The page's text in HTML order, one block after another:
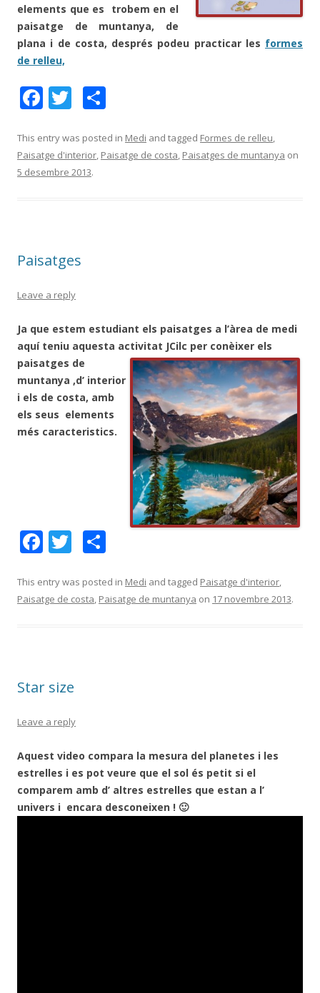
elements que es trobem en el
paisatge de muntanya, de
plana i de costa, després podeu practicar les formes
de relleu,
F
e
b
T
itt
er
m
p
This entry was posted in Medi and tagged Formes de relleu,
Paisatge d'interior, Paisatge de costa, Paisatges de muntanya on
5 desembre 2013.
Paisatges
Leave a reply
Ja que estem estudiant els paisatges a l’àrea de medi
aquí teniu aquesta activitat JCilc per conèixer els
paisatges de
muntanya ,d’ interior
i els de costa, amb
els seus elements
més caracteristics.
F
e
b
k
T
itt
er
m
p
This entry was posted in Medi and tagged Paisatge d'interior,
Paisatge de costa, Paisatge de muntanya on 17 novembre 2013.
Star size
Leave a reply
Aquest video compara la mesura del planetes i les
estrelles i es pot veure que el sol és petit si el
comparem amb d’ altres estrelles que estan a l’
univers i encara desconeixen ! 🙂